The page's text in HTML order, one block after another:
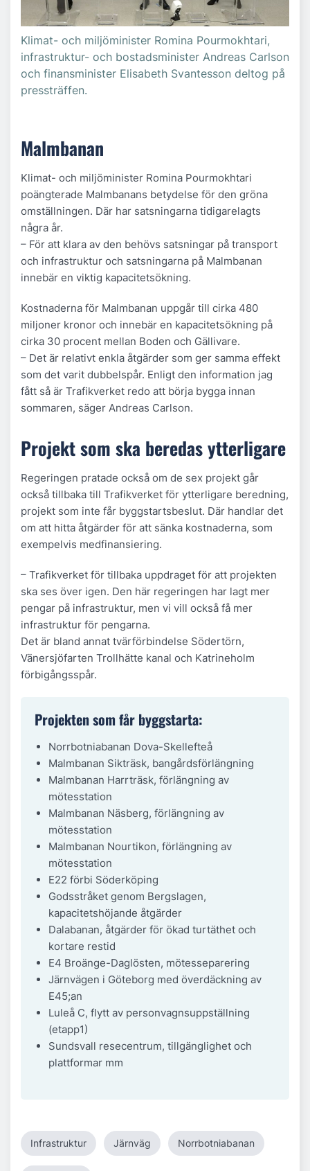
Klimat- och miljöminister Romina Pourmokhtari,
infrastruktur- och bostadsminister Andreas Carlson
och finansminister Elisabeth Svantesson deltog på
pressträffen.
Malmbanan
Klimat- och miljöminister Romina Pourmokhtari
poängterade Malmbanans betydelse för den gröna
omställningen. Där har satsningarna tidigarelagts
några år.
– För att klara av den behövs satsningar på transport
och infrastruktur och satsningarna på Malmbanan
innebär en viktig kapacitetsökning.
Kostnaderna för Malmbanan uppgår till cirka 480
miljoner kronor och innebär en kapacitetsökning på
cirka 30 procent mellan Boden och Gällivare.
– Det är relativt enkla åtgärder som ger samma effekt
som det varit dubbelspår. Enligt den information jag
fått så är Trafikverket redo att börja bygga innan
sommaren, säger Andreas Carlson.
Projekt som ska beredas ytterligare
Regeringen pratade också om de sex projekt går
också tillbaka till Trafikverket för ytterligare beredning,
projekt som inte får byggstartsbeslut. Där handlar det
om att hitta åtgärder för att sänka kostnaderna, som
exempelvis medfinansiering.
– Trafikverket för tillbaka uppdraget för att projekten
ska ses över igen. Den här regeringen har lagt mer
pengar på infrastruktur, men vi vill också få mer
infrastruktur för pengarna.
Det är bland annat tvärförbindelse Södertörn,
Vänersjöfarten Trollhätte kanal och Katrineholm
förbigångsspår.
Projekten som får byggstarta:
Norrbotniabanan Dova-Skellefteå
Malmbanan Sikträsk, bangårdsförlängning
Malmbanan Harrträsk, förlängning av
mötesstation
Malmbanan Näsberg, förlängning av
mötesstation
Malmbanan Nourtikon, förlängning av
mötesstation
E22 förbi Söderköping
Godsstråket genom Bergslagen,
kapacitetshöjande åtgärder
Dalabanan, åtgärder för ökad turtäthet och
kortare restid
E4 Broänge-Daglösten, mötesseparering
Järnvägen i Göteborg med överdäckning av
E45;an
Luleå C, flytt av personvagnsuppställning
(etapp1)
Sundsvall resecentrum, tillgänglighet och
plattformar mm
Infrastruktur Järnväg Norrbotniabanan